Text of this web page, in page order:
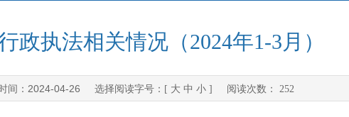
政执法相关情况（2024年1-3月）
： 2024-04-26 选择阅读字号：[ 大 中 小] 阅读次数： 252